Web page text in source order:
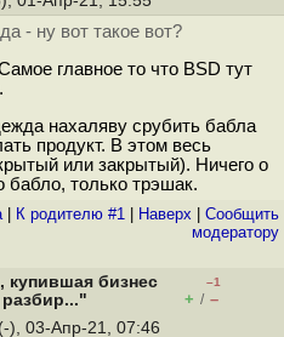
- ну вот такое вот?
главное то что BSD тут
нахаляву срубить бабла
продукт. В этом весь
или закрытый). Ничего о
бабло, только трэшак.
| К родителю #1 Наверх
Cообщить
модератору
купившая бизнес
разбир..."
–1
+ / –
(-), 03-Апр-21, 07:46